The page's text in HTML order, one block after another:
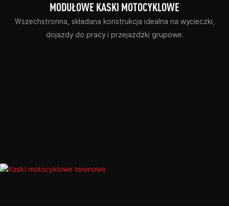
MODUŁOWE KASKI MOTOCYKLOWE
Wszechstronna, składana konstrukcja idealna na wycieczki,
dojazdy do pracy i przejażdżki grupowe.